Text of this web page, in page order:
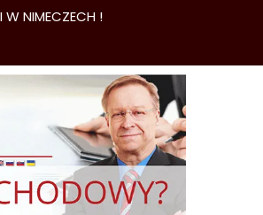
NIMECZECH !